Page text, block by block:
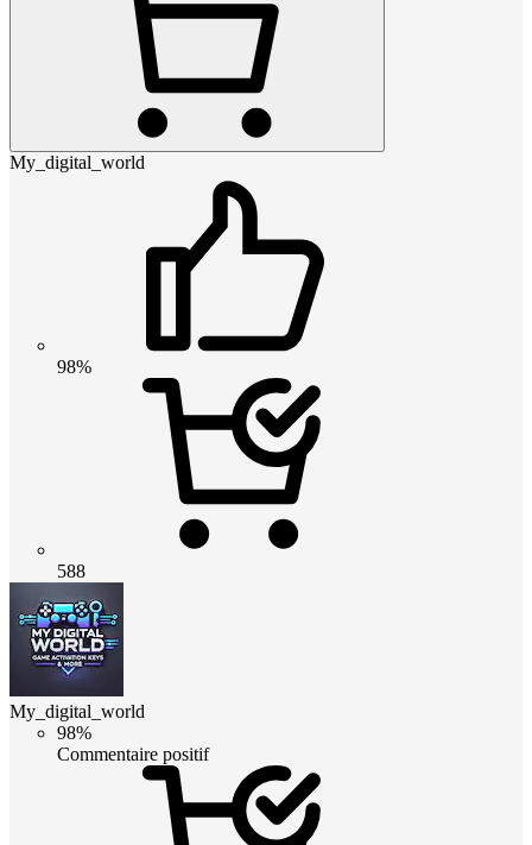
My_digital_world
98%
588
My_digital_world
98%
Commentaire positif